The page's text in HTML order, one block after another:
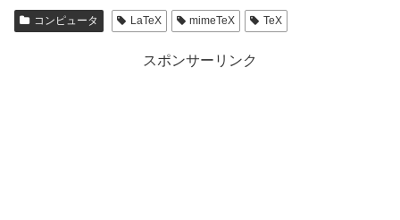
(k!)^2} \frac{1}{2k+1}
=\prod_{k=1}^{\infty}
\frac{4k^2}{4k^2 - 1}
コンピュータ LaTeX mimeTeX TeX
スポンサーリンク